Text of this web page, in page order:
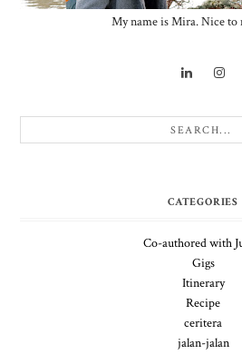
My name is Mira. Nice to
CATEGORIES
Co-authored with
Gigs
Itinerary
Recipe
ceritera
jalan-jalan